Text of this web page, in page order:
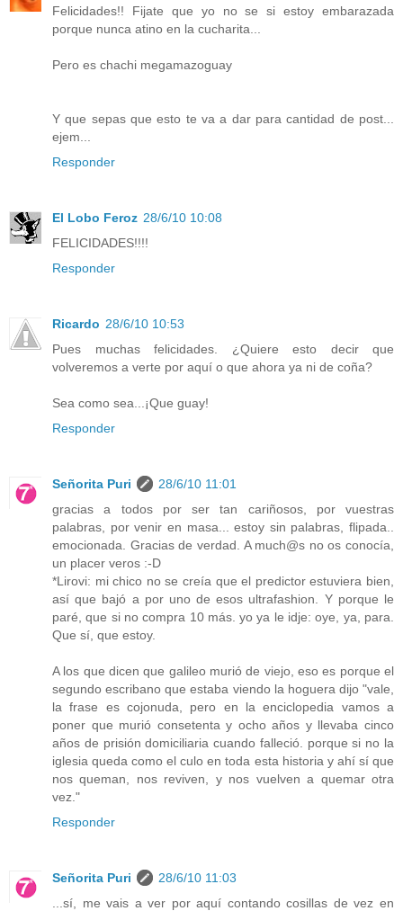
Felicidades!! Fijate que yo no se si estoy embarazada
porque nunca atino en la cucharita...
Pero es chachi megamazoguay
Y que sepas que esto te va a dar para cantidad de post...
ejem...
Responder
El Lobo Feroz 28/6/10 10:08
FELICIDADES!!!!
Responder
Ricardo 28/6/10 10:53
Pues muchas felicidades. ¿Quiere esto decir que
volveremos a verte por aquí o que ahora ya ni de coña?
Sea como sea...¡Que guay!
Responder
Señorita Puri
28/6/10 11:01
gracias a todos por ser tan cariñosos, por vuestras
palabras, por venir en masa... estoy sin palabras, flipada..
emocionada. Gracias de verdad. A much@s no os conocía,
un placer veros :-D
*Lirovi: mi chico no se creía que el predictor estuviera bien,
así que bajó a por uno de esos ultrafashion. Y porque le
paré, que si no compra 10 más. yo ya le idje: oye, ya, para.
Que sí, que estoy.
A los que dicen que galileo murió de viejo, eso es porque el
segundo escribano que estaba viendo la hoguera dijo "vale,
la frase es cojonuda, pero en la enciclopedia vamos a
poner que murió consetenta y ocho años y llevaba cinco
años de prisión domiciliaria cuando falleció. porque si no la
iglesia queda como el culo en toda esta historia y ahí sí que
nos queman, nos reviven, y nos vuelven a quemar otra
vez."
Responder
Señorita Puri
28/6/10 11:03
...sí, me vais a ver por aquí contando cosillas de vez en